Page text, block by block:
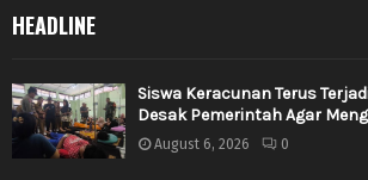
HEADLINE
Siswa Keracunan Terus
Desak Pemerintah Agar
August 6, 2026 0